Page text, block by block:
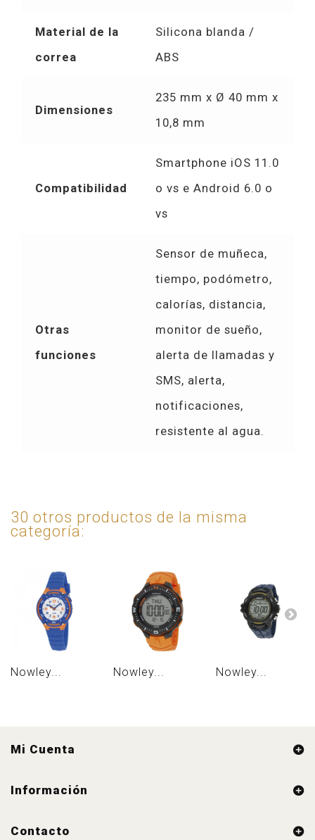
Material de la
correa
Silicona blanda /
ABS
Dimensiones
235 mm x Ø 40 mm x
10,8 mm
Compatibilidad
Smartphone iOS 11.0
o vs e Android 6.0 o
vs
Otras
funciones
Sensor de muñeca,
tiempo, podómetro,
calorías, distancia,
monitor de sueño,
alerta de llamadas y
SMS, alerta,
notificaciones,
resistente al agua.
30 otros productos de la misma
categoría:
Nowley... Nowley... Nowley...
Mi Cuenta
Información
Contacto